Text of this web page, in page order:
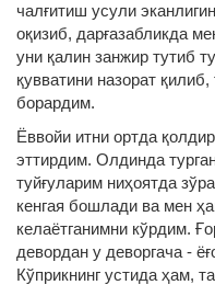
чалғитиш усули
оқизиб, дарғазабликда
уни қалин занжир тутиб
қувватини назорат
борардим.
Ёввойи итни ортда
эттирдим. Олдинда
туйғуларим ниҳоятда
кенгая бошлади ва мен
келаётганимни кўрдим.
девордан у деворгача -
Кўприкнинг устида ҳам,